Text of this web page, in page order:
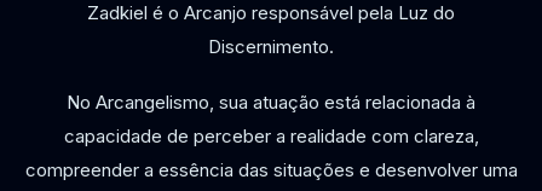
Zadkiel é o Arcanjo responsável pela Luz do
Discernimento.
No Arcangelismo, sua atuação está relacionada à
capacidade de perceber a realidade com clareza,
compreender a essência das situações e desenvolver uma